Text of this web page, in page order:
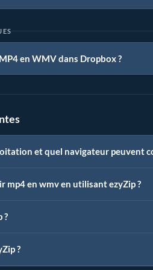
en WMV dans Dropbox ?
et quel navigateur peuvent
mp4 en wmv en utilisant ezyZip ?
?
?